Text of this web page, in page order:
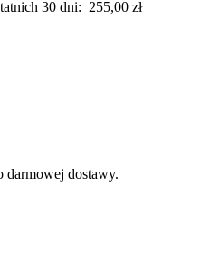
30 dni: 255,00 zł
darmowej dostawy.